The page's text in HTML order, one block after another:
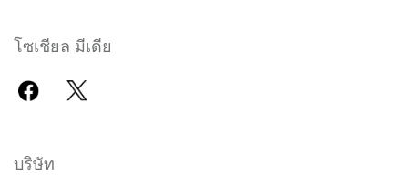
โซเชียล มีเดีย
บริษัท